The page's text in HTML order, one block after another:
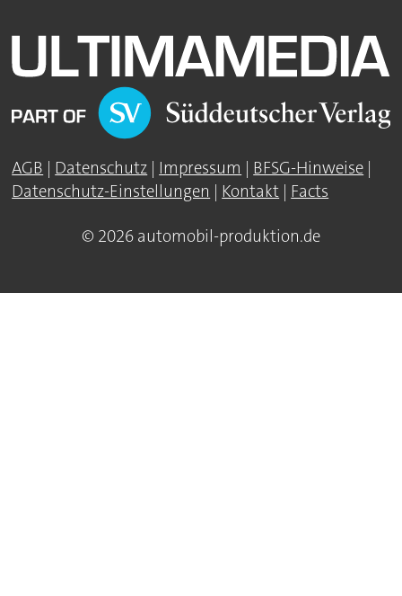
AGB | Datenschutz | Impressum | BFSG-Hinweise |
Datenschutz-Einstellungen | Kontakt | Facts
© 2026 automobil-produktion.de